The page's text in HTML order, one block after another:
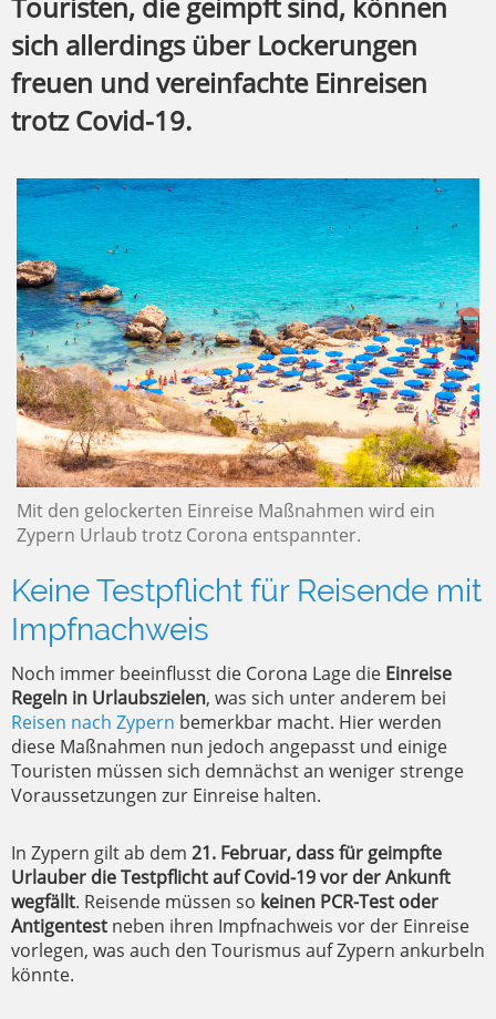
sich allerdings über Lockerungen
freuen und vereinfachte Einreisen
trotz Covid-19.
Mit den gelockerten Einreise Maßnahmen wird ein
Zypern Urlaub trotz Corona entspannter.
Keine Testpflicht für Reisende mit
Impfnachweis
Noch immer beeinflusst die Corona Lage die Einreise
Regeln in Urlaubszielen, was sich unter anderem bei
Reisen nach Zypern bemerkbar macht. Hier werden
diese Maßnahmen nun jedoch angepasst und einige
Touristen müssen sich demnächst an weniger strenge
Voraussetzungen zur Einreise halten.
In Zypern gilt ab dem 21. Februar, dass für geimpfte
Urlauber die Testpflicht auf Covid-19 vor der Ankunft
wegfällt. Reisende müssen so keinen PCR-Test oder
Antigentest neben ihren Impfnachweis vor der Einreise
vorlegen, was auch den Tourismus auf Zypern ankurbeln
könnte.